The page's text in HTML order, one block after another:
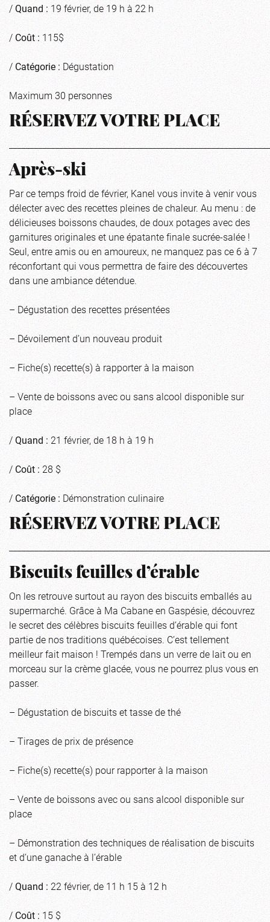
/Quand :19 février, de 19 h à 22 h
/Coût :115$
/ Catégorie :Dégustation
Maximum 30 personnes
RÉSERVEZ VOTRE PLACE
Après-ski
Par ce temps froid de février, Kanel vous invite à venir vous
délecter avec des recettes pleines de chaleur. Au menu : de
délicieuses boissons chaudes, de doux potages avec des
garnitures originales et une épatante finale sucrée-salée !
Seul, entre amis ou en amoureux, ne manquez pas ce 6 à 7
réconfortant qui vous permettra de faire des découvertes
dans une ambiance détendue.
– Dégustation des recettes présentées
– Dévoilement d’un nouveau produit
– Fiche(s) recette(s) à rapporter à la maison
– Vente de boissons avec ou sans alcool disponible sur
place
/Quand : 21 février, de 18 h à 19 h
/Coût :28 $
/Catégorie : Démonstration culinaire
RÉSERVEZ VOTRE PLACE
Biscuits feuilles d’érable
On les retrouve surtout au rayon des biscuits emballés au
supermarché. Grâce à Ma Cabane en Gaspésie, découvrez
le secret des célèbres biscuits feuilles d’érable qui font
partie de nos traditions québécoises. C’est tellement
meilleur fait maison ! Trempés dans un verre de lait ou en
morceau sur la crème glacée, vous ne pourrez plus vous en
passer.
– Dégustation de biscuits et tasse de thé
– Tirages de prix de présence
– Fiche(s) recette(s) pour rapporter à la maison
– Vente de boissons avec ou sans alcool disponible sur
place
– Démonstration des techniques de réalisation de biscuits
et d’une ganache à l’érable
/Quand :22 février, de 11 h 15 à 12 h
/Coût : 15 $